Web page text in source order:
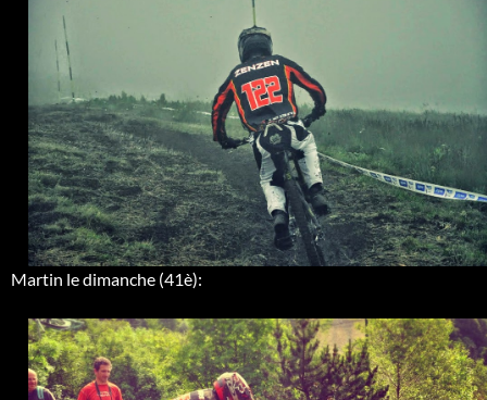
Martin le dimanche (41è):